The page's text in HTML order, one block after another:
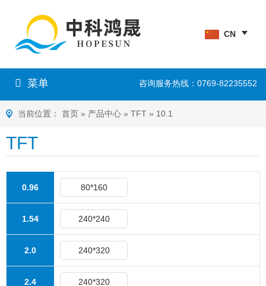
CN
菜单 咨询服务热线：0769-82235552
当前位置： 首页 » 产品中心 » TFT » 10.1
TFT
0.96 80*160
1.54 240*240
2.0 240*320
2.4 240*320